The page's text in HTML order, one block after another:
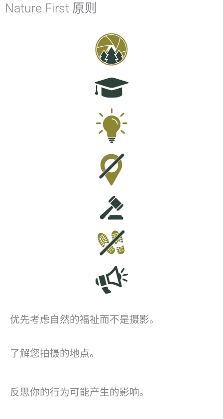
Nature First 原则
优先考虑自然的福祉而不是摄影。
了解您拍摄的地点。
反思你的行为可能产生的影响。